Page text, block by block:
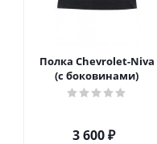
Полка Chevrolet-Niva
(с боковинами)
3 600₽